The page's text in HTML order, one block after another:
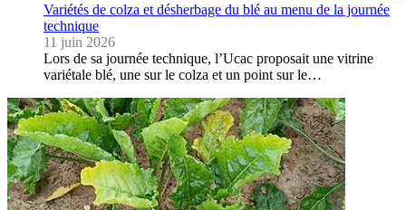
Variétés de colza et désherbage du blé au menu de la journée
technique
11 juin 2026
Lors de sa journée technique, l’Ucac proposait une vitrine
variétale blé, une sur le colza et un point sur le…